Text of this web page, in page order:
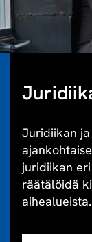
Juridiikan
juridiikan
räätälöidä